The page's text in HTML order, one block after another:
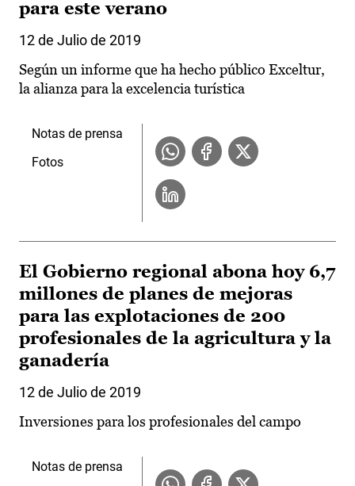
para este verano
12 de Julio de 2019
Según un informe que ha hecho público Exceltur,
la alianza para la excelencia turística
Notas de prensa
Fotos
El Gobierno regional abona hoy 6,7
millones de planes de mejoras
para las explotaciones de 200
profesionales de la agricultura y la
ganadería
12 de Julio de 2019
Inversiones para los profesionales del campo
Notas de prensa